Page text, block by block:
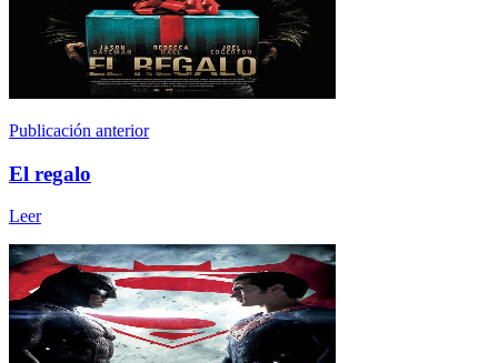
Publicación anterior
El regalo
Leer